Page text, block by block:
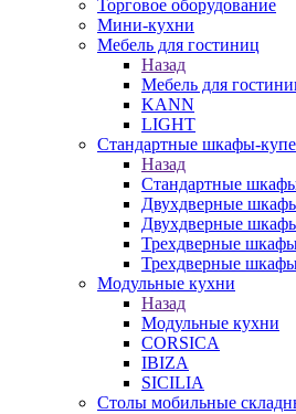
Торговое оборудование
Мини-кухни
Мебель для гостиниц
Назад
Мебель для
KANN
LIGHT
Стандартные шкафы-купе
Назад
Стандартные
Двухдверные
Двухдверные
Трехдверные
Трехдверные
Модульные кухни
Назад
Модульные кухни
CORSICA
IBIZA
SICILIA
Столы мобильные